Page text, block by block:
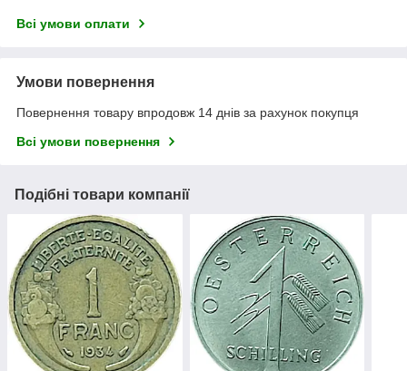
Всі умови оплати
Умови повернення
Повернення товару впродовж 14 днів за рахунок покупця
Всі умови повернення
Подібні товари компанії